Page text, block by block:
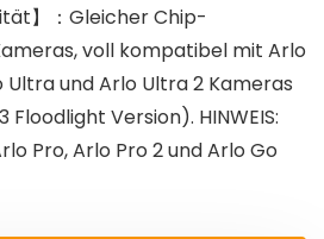
】：Gleicher Chip-
voll kompatibel mit Arlo
Ultra und Arlo Ultra 2 Kameras
Floodlight Version). HINWEIS:
Pro, Arlo Pro 2 und Arlo Go